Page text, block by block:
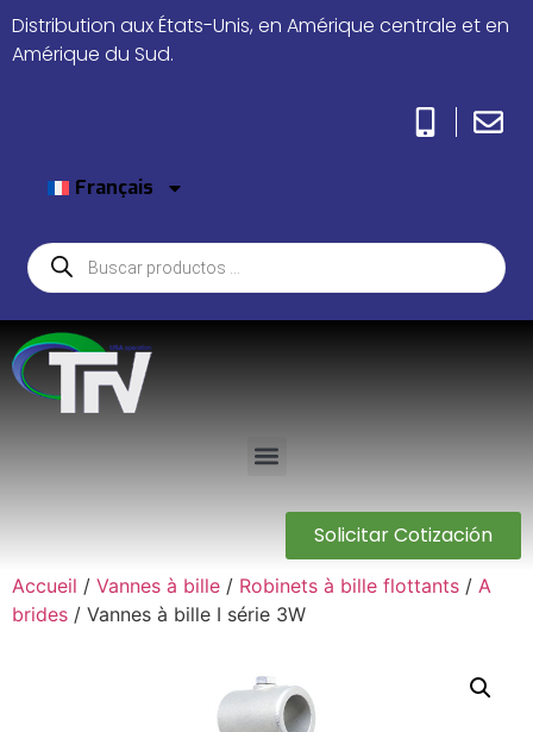
Distribution aux États-Unis, en Amérique centrale et en
Amérique du Sud.
Français
Solicitar Cotización
Accueil / Vannes à bille / Robinets à bille flottants / A
brides / Vannes à bille I série 3W